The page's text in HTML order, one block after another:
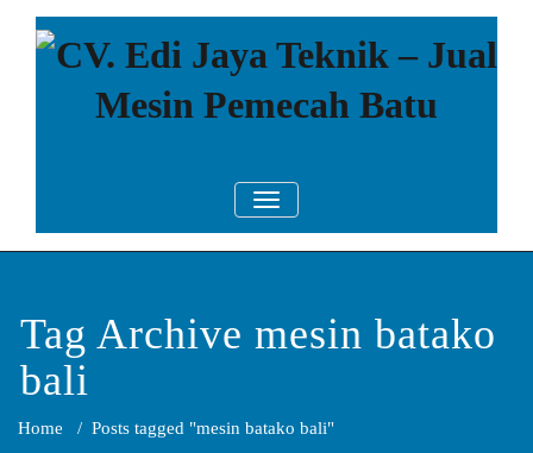
CV. Edi Jaya
Teknik – Jual
Pemecah Batu
TOGGLE NAVIGATION
Tag Archive mesin batako
bali
Home / Posts tagged "mesin batako bali"